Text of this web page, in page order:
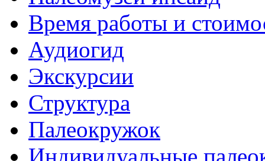
Время работы и
Аудиогид
Экскурсии
Структура
Палеокружок
Индивидуальные